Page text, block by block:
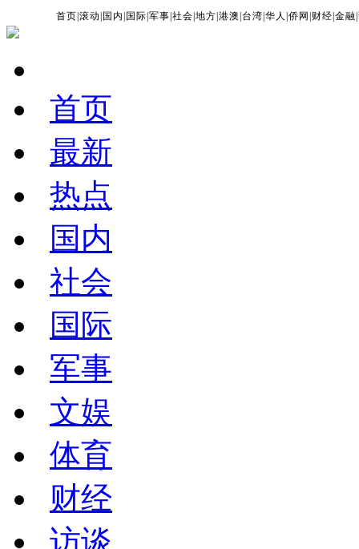
首页 |滚动 国内 国际 |军事 |社会 |地方 |港澳 台湾 |华人 |侨网 财经 |金融 |
首页
最新
热点
国内
社会
国际
军事
文娱
体育
财经
访谈